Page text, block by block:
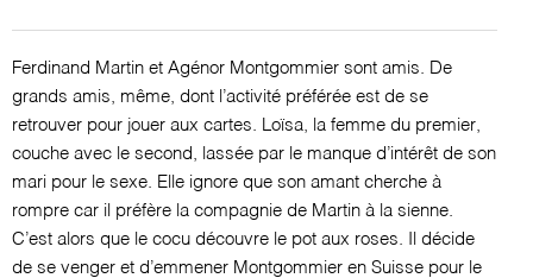
Ferdinand Martin et Agénor Montgommier sont amis. De
grands amis, même, dont l’activité préférée est de se
retrouver pour jouer aux cartes. Loïsa, la femme du premier,
couche avec le second, lassée par le manque d’intérêt de son
mari pour le sexe. Elle ignore que son amant cherche à
rompre car il préfère la compagnie de Martin à la sienne.
C’est alors que le cocu découvre le pot aux roses. Il décide
de se venger et d’emmener Montgommier en Suisse pour le